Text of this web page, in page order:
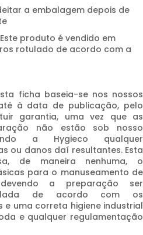
a embalagem depois de
Este produto é vendido em
rotulado de acordo com a
ficha baseia-se nos nossos
à data de publicação, pelo
garantia, uma vez que as
não estão sob nosso
a Hygieco qualquer
ou danos daí resultantes. Esta
de maneira nenhuma, o
para o manuseamento de
a preparação ser
de acordo com os
e uma correta higiene industrial
e qualquer regulamentação